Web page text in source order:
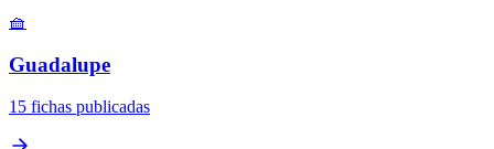
🧺
Guadalupe
15 fichas publicadas